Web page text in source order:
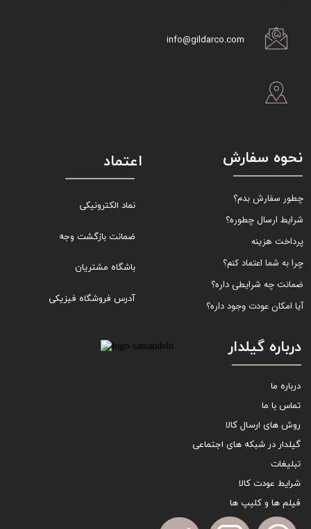
info@gildarco.com
نحوه سفارش
چطور سفارش بدم؟
شرایط ارسال چطوره؟
پرداخت هزینه
چرا به شما اعتماد کنم؟
ضمانت چه شرایطی داره؟
آیا امکان عودت وجود داره؟
اعتماد
نماد الکترونیکی
ضمانت بازگشت وجه
باشگاه مشتریان
آدرس فروشگاه فیزیکی
درباره گیلدار
درباره ما
تماس با ما
روش های ارسال کالا
گیلدار در شبکه های اجتماعی
تبلیغات
شرایط عودت کالا
فیلم ها و کلیپ ها